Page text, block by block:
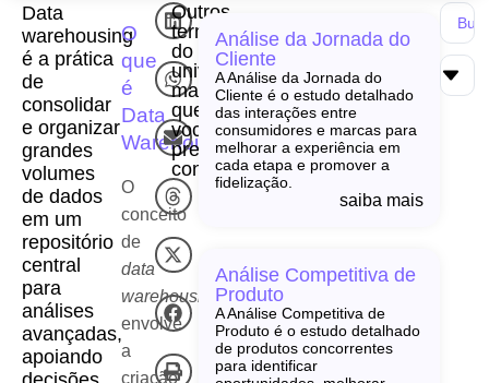
Data
warehousing
é a prática
de
consolidar
e organizar
grandes
volumes
de dados
em um
repositório
central
para
análises
avançadas,
apoiando
O
que
é
Data
Warehousing?
O
conceito
de
data
warehousing
envolve
a
criação
Outros
termos
do
universo
martech
que
você
precisa
conhecer!
Análise da Jornada do
Cliente
A Análise da Jornada do
Cliente é o estudo detalhado
das interações entre
consumidores e marcas para
melhorar a experiência em
cada etapa e promover a
fidelização.
saiba mais
Análise Competitiva de
Produto
A Análise Competitiva de
Produto é o estudo detalhado
de produtos concorrentes
para identificar